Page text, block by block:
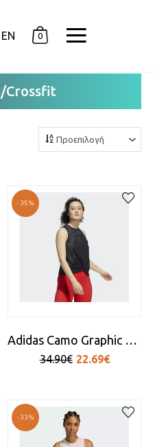
EN 0
Crossfit
-35%
Adidas Camo Graphic Knot Wmn's Tank Top
34.90€ 22.69€
-33%